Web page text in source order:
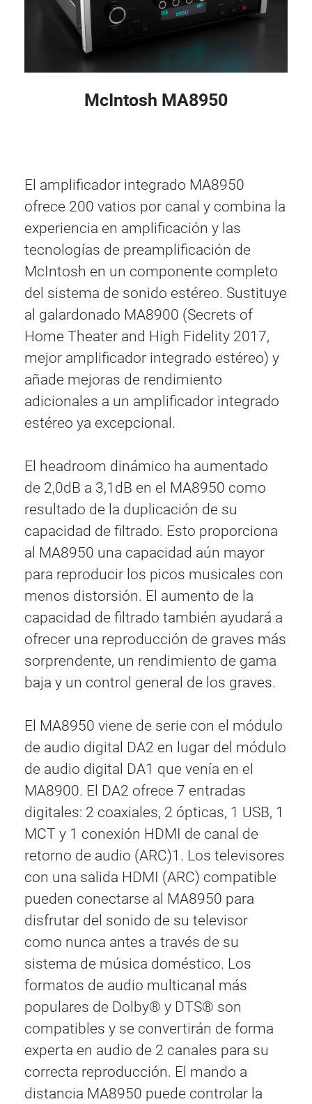
McIntosh MA8950
El amplificador integrado MA8950
ofrece 200 vatios por canal y combina la
experiencia en amplificación y las
tecnologías de preamplificación de
McIntosh en un componente completo
del sistema de sonido estéreo. Sustituye
al galardonado MA8900 (Secrets of
Home Theater and High Fidelity 2017,
mejor amplificador integrado estéreo) y
añade mejoras de rendimiento
adicionales a un amplificador integrado
estéreo ya excepcional.
El headroom dinámico ha aumentado
de 2,0dB a 3,1dB en el MA8950 como
resultado de la duplicación de su
capacidad de filtrado. Esto proporciona
al MA8950 una capacidad aún mayor
para reproducir los picos musicales con
menos distorsión. El aumento de la
capacidad de filtrado también ayudará a
ofrecer una reproducción de graves más
sorprendente, un rendimiento de gama
baja y un control general de los graves.
El MA8950 viene de serie con el módulo
de audio digital DA2 en lugar del módulo
de audio digital DA1 que venía en el
MA8900. El DA2 ofrece 7 entradas
digitales: 2 coaxiales, 2 ópticas, 1 USB, 1
MCT y 1 conexión HDMI de canal de
retorno de audio (ARC)1. Los televisores
con una salida HDMI (ARC) compatible
pueden conectarse al MA8950 para
disfrutar del sonido de su televisor
como nunca antes a través de su
sistema de música doméstico. Los
formatos de audio multicanal más
populares de Dolby® y DTS® son
compatibles y se convertirán de forma
experta en audio de 2 canales para su
correcta reproducción. El mando a
distancia MA8950 puede controlar la